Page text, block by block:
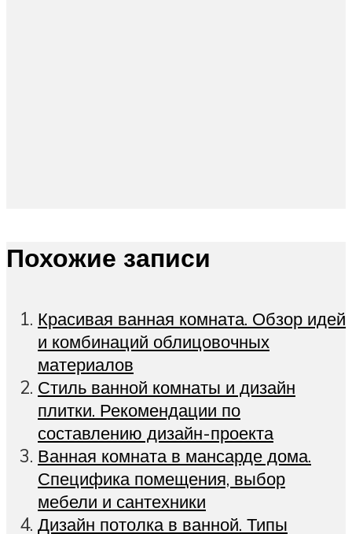
Похожие записи
Красивая ванная комната. Обзор идей
и комбинаций облицовочных
материалов
Стиль ванной комнаты и дизайн
плитки. Рекомендации по
составлению дизайн-проекта
Ванная комната в мансарде дома.
Специфика помещения, выбор
мебели и сантехники
Дизайн потолка в ванной. Типы